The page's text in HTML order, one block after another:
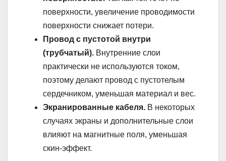
поверхности, увеличение проводимости
поверхности снижает потери.
Провод с пустотой внутри
(трубчатый). Внутренние слои
практически не используются током,
поэтому делают провод с пустотелым
сердечником, уменьшая материал и вес.
Экранированные кабеля. В некоторых
случаях экраны и дополнительные слои
влияют на магнитные поля, уменьшая
скин-эффект.